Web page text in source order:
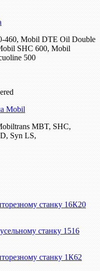
460, Mobil DTE Oil Double
SHC 600, Mobil
500
Mobil
MBT, SHC,
Syn LS,
станку 16К20
станку 1516
станку 1К62